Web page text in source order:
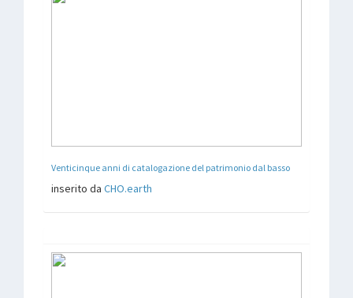
Venticinque anni di catalogazione del patrimonio dal basso
inserito da CHO.earth